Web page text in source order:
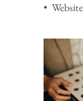
• Website